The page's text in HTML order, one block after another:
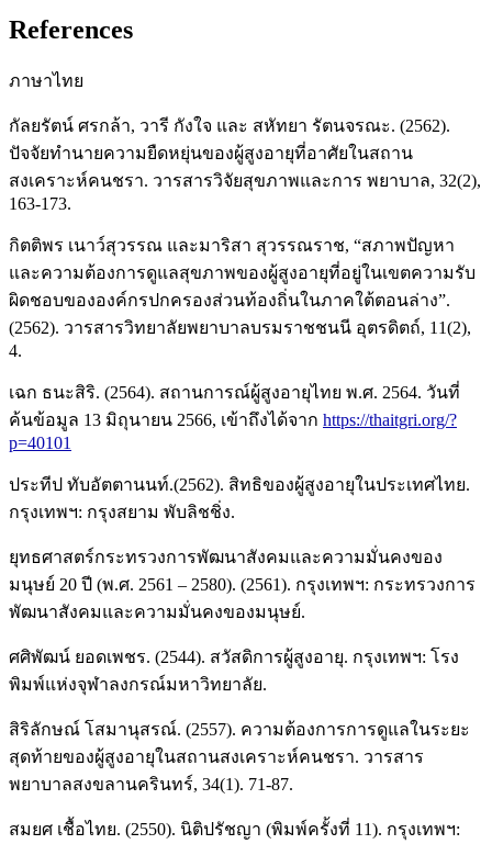
References
ภาษาไทย
กัลยรัตน์ ศรกล้า, วารี กังใจ และ สหัทยา รัตนจรณะ. (2562).
ปัจจัยทำนายความยืดหยุ่นของผู้สูงอายุที่อาศัยในสถาน
สงเคราะห์คนชรา. วารสารวิจัยสุขภาพและการ พยาบาล, 32(2),
163-173.
กิตติพร เนาว์สุวรรณ และมาริสา สุวรรณราช, “สภาพปัญหา
และความต้องการดูแลสุขภาพของผู้สูงอายุที่อยู่ในเขตความรับ
ผิดชอบขององค์กรปกครองส่วนท้องถิ่นในภาคใต้ตอนล่าง”.
(2562). วารสารวิทยาลัยพยาบาลบรมราชชนนี อุตรดิตถ์, 11(2),
4.
เฉก ธนะสิริ. (2564). สถานการณ์ผู้สูงอายุไทย พ.ศ. 2564. วันที่
ค้นข้อมูล 13 มิถุนายน 2566, เข้าถึงได้จาก https://thaitgri.org/?
p=40101
ประทีป ทับอัตตานนท์.(2562). สิทธิของผู้สูงอายุในประเทศไทย.
กรุงเทพฯ: กรุงสยาม พับลิชชิ่ง.
ยุทธศาสตร์กระทรวงการพัฒนาสังคมและความมั่นคงของ
มนุษย์ 20 ปี (พ.ศ. 2561 – 2580). (2561). กรุงเทพฯ: กระทรวงการ
พัฒนาสังคมและความมั่นคงของมนุษย์.
ศศิพัฒน์ ยอดเพชร. (2544). สวัสดิการผู้สูงอายุ. กรุงเทพฯ: โรง
พิมพ์แห่งจุฬาลงกรณ์มหาวิทยาลัย.
สิริลักษณ์ โสมานุสรณ์. (2557). ความต้องการการดูแลในระยะ
สุดท้ายของผู้สูงอายุในสถานสงเคราะห์คนชรา. วารสาร
พยาบาลสงขลานครินทร์, 34(1). 71-87.
สมยศ เชื้อไทย. (2550). นิติปรัชญา (พิมพ์ครั้งที่ 11). กรุงเทพฯ: